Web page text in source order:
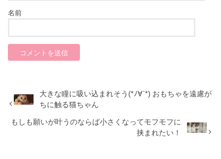
名前
大きな瞳に吸い込まれそう(*ﾉ∀`*) おもちゃを遠慮が
ちに触る猫ちゃん
もしも願いが叶うのならば小さくなってモフモフに
挟まれたい！